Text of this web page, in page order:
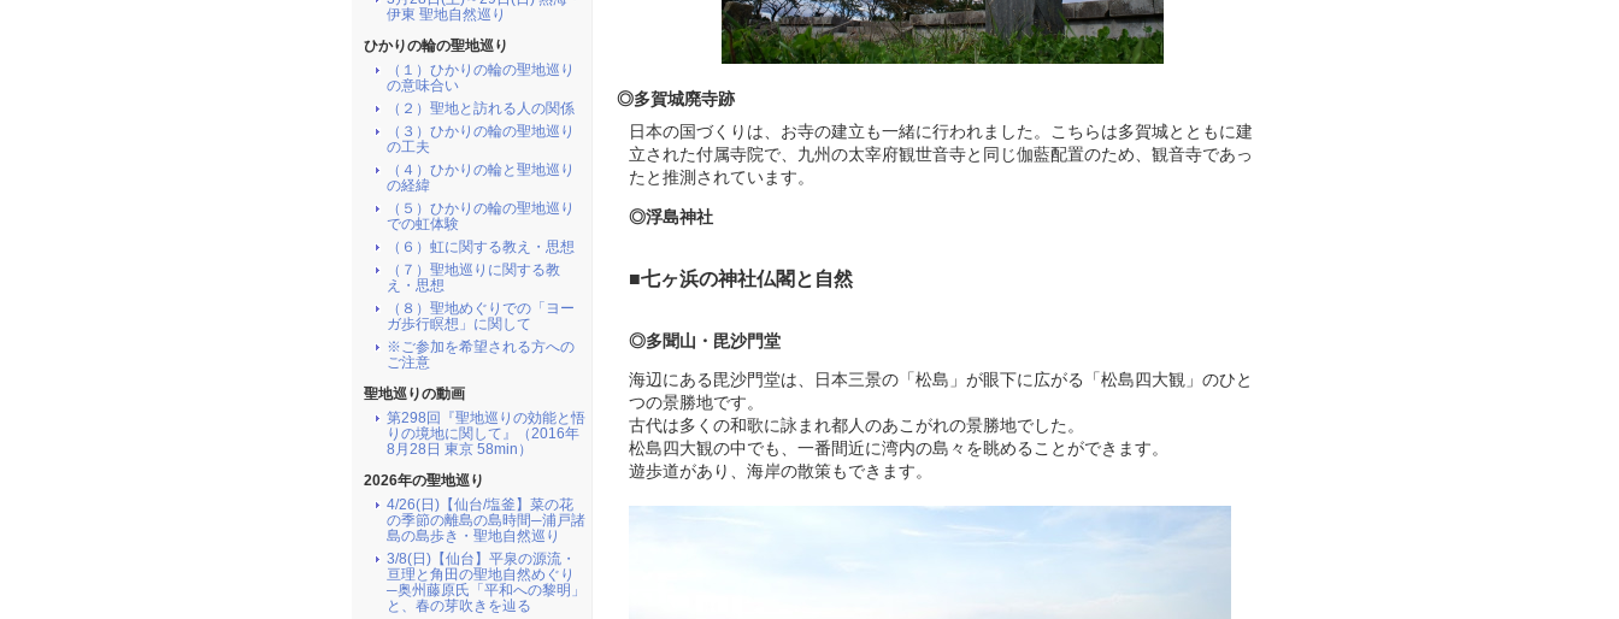
◎多賀城廃寺跡
日本の国づくりは、お寺の建立も一緒に行われました。こちらは多賀城とともに建
立された付属寺院で、九州の太宰府観世音寺と同じ伽藍配置のため、観音寺であっ
たと推測されています。
◎浮島神社
■七ヶ浜の神社仏閣と自然
◎多聞山・毘沙門堂
海辺にある毘沙門堂は、日本三景の「松島」が眼下に広がる「松島四大観」のひと
つの景勝地です。
古代は多くの和歌に詠まれ都人のあこがれの景勝地でした。
松島四大観の中でも、一番間近に湾内の島々を眺めることができます。
遊歩道があり、海岸の散策もできます。
伊東 聖地自然巡り
ひかりの輪の聖地巡り
（１）ひかりの輪の聖地巡り
の意味合い
（２）聖地と訪れる人の関係
（３）ひかりの輪の聖地巡り
の工夫
（４）ひかりの輪と聖地巡り
の経緯
（５）ひかりの輪の聖地巡り
での虹体験
（６）虹に関する教え・思想
（７）聖地巡りに関する教
え・思想
（８）聖地めぐりでの「ヨー
ガ歩行瞑想」に関して
※ご参加を希望される方への
ご注意
聖地巡りの動画
第298回『聖地巡りの効能と悟
りの境地に関して』（2016年
8月28日 東京 58min）
2026年の聖地巡り
4/26(日)【仙台/塩釜】菜の花
の季節の離島の島時間─浦戸諸
島の島歩き・聖地自然巡り
3/8(日)【仙台】平泉の源流・
亘理と角田の聖地自然めぐり
─奥州藤原氏「平和への黎明」
と、春の芽吹きを辿る